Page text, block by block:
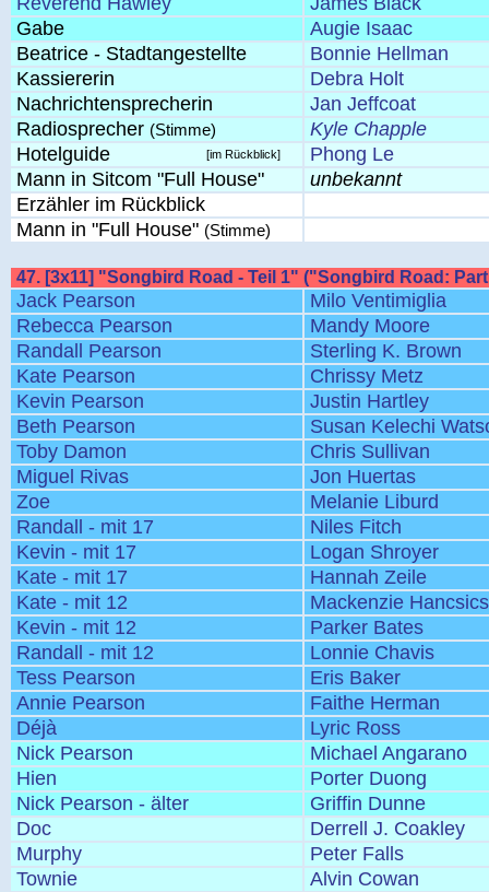
Gabe
Augie Isaac
Beatrice - Stadtangestellte
Bonnie Hellman
Kassiererin
Debra Holt
Nachrichtensprecherin
Jan Jeffcoat
Radiosprecher (Stimme)
Kyle Chapple
Hotelguide
[im Rückblick]
Phong Le
Mann in Sitcom "Full House"
unbekannt
Erzähler im Rückblick
Mann in "Full House" (Stimme)
47. [3x11] "Songbird Road - Teil 1" ("Songbird Road:
Jack Pearson
Milo Ventimiglia
Rebecca Pearson
Mandy Moore
Randall Pearson
Sterling K. Brown
Kate Pearson
Chrissy Metz
Kevin Pearson
Justin Hartley
Beth Pearson
Susan Kelechi
Toby Damon
Chris Sullivan
Miguel Rivas
Jon Huertas
Zoe
Melanie Liburd
Randall - mit 17
Niles Fitch
Kevin - mit 17
Logan Shroyer
Kate - mit 17
Hannah Zeile
Kate - mit 12
Mackenzie
Kevin - mit 12
Parker Bates
Randall - mit 12
Lonnie Chavis
Tess Pearson
Eris Baker
Annie Pearson
Faithe Herman
Déjà
Lyric Ross
Nick Pearson
Michael Angarano
Hien
Porter Duong
Nick Pearson - älter
Griffin Dunne
Doc
Derrell J. Coakley
Murphy
Peter Falls
Townie
Alvin Cowan